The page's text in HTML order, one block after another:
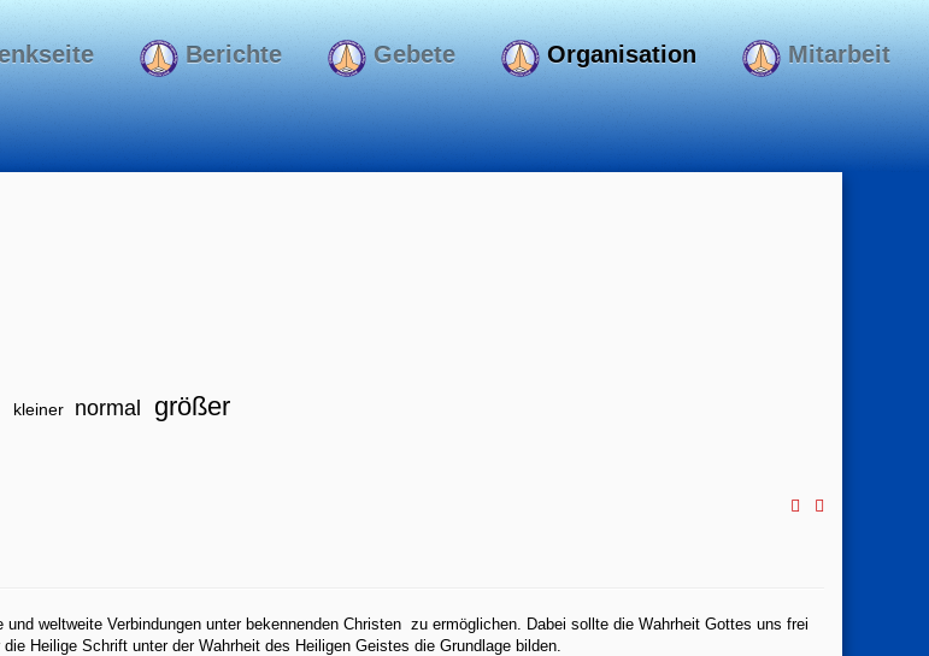
Berichte Gebete Organisation Mitarbeit
kleiner normal größer
weltweite Verbindungen unter bekennenden Christen zu ermöglichen. Dabei sollte die Wahrheit Gottes uns frei
Heilige Schrift unter der Wahrheit des Heiligen Geistes die Grundlage bilden.